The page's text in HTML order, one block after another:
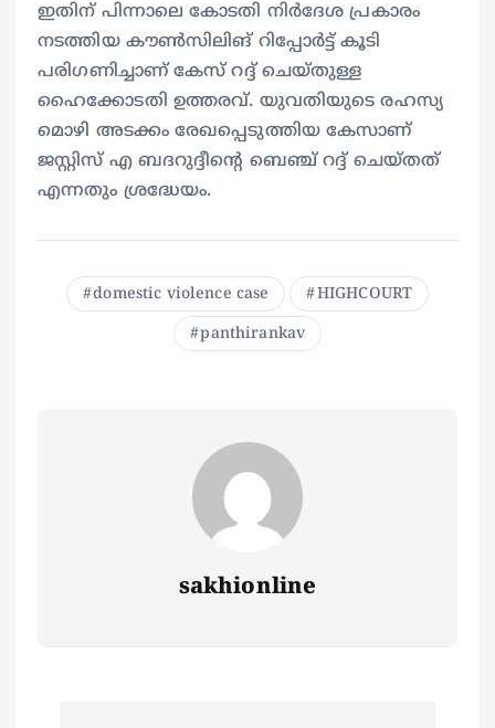
ഇതിന് പിന്നാലെ കോടതി നിർദേശ പ്രകാരം
നടത്തിയ കൗൺസിലിങ് റിപ്പോർട്ട്‌ കൂടി
പരിഗണിച്ചാണ് കേസ് റദ്ദ് ചെയ്തുള്ള
ഹൈക്കോടതി ഉത്തരവ്. യുവതിയുടെ രഹസ്യ
മൊഴി അടക്കം രേഖപ്പെടുത്തിയ കേസാണ്
ജസ്റ്റിസ്‌ എ ബദറുദ്ദീന്റെ ബെഞ്ച് റദ്ദ് ചെയ്തത്
എന്നതും ശ്രദ്ധേയം.
domestic violence case HIGHCOURT
panthirankav
sakhionline